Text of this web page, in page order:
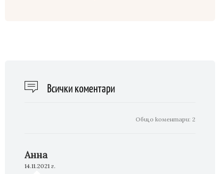
Всички коментари
Общо коментари: 2
Анна
14.11.2021 г.